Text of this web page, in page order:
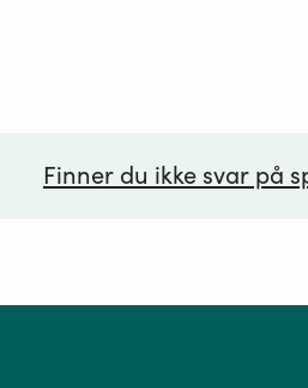
Finner du ikke svar på